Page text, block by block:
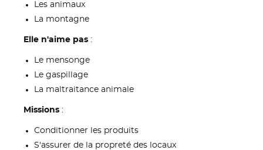
Les animaux
La montagne
Elle n'aime pas :
Le mensonge
Le gaspillage
La maltraitance animale
Missions :
Conditionner les produits
S'assurer de la propreté des locaux